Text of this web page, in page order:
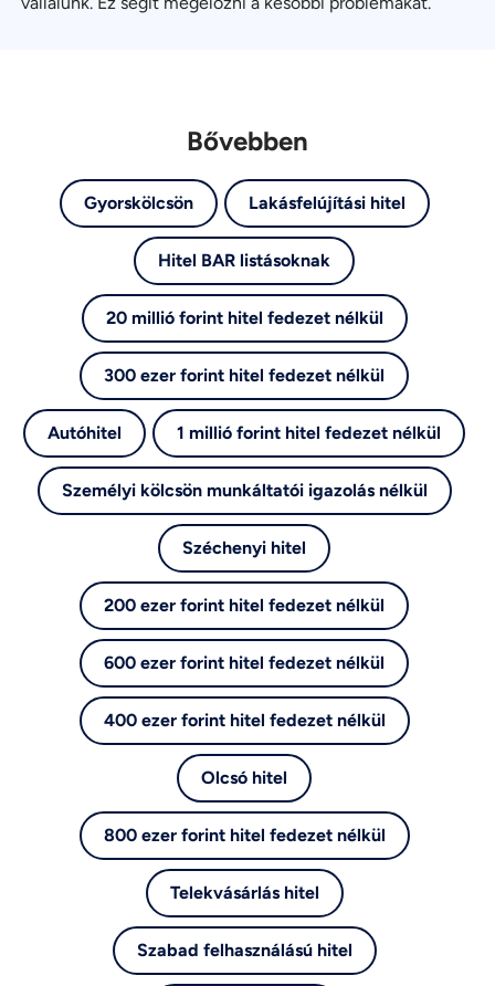
Bővebben
Gyorskölcsön Lakásfelújítási hitel
Hitel BAR listásoknak
20 millió forint hitel fedezet nélkül
300 ezer forint hitel fedezet nélkül
Autóhitel 1 millió forint hitel fedezet nélkül
Személyi kölcsön munkáltatói igazolás nélkül
Széchenyi hitel
200 ezer forint hitel fedezet nélkül
600 ezer forint hitel fedezet nélkül
400 ezer forint hitel fedezet nélkül
Olcsó hitel
800 ezer forint hitel fedezet nélkül
Telekvásárlás hitel
Szabad felhasználású hitel